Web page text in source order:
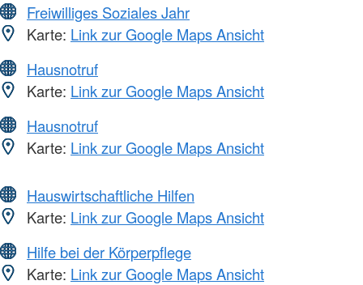
Freiwilliges Soziales Jahr
Karte: Link zur Google Maps Ansicht
Hausnotruf
Karte: Link zur Google Maps Ansicht
Hausnotruf
Karte: Link zur Google Maps Ansicht
Hauswirtschaftliche Hilfen
Karte: Link zur Google Maps Ansicht
Hilfe bei der Körperpflege
Karte: Link zur Google Maps Ansicht